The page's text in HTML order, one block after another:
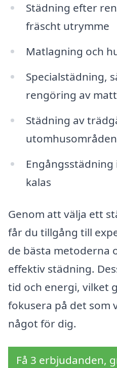
Städning efter
fräscht utrymme
Matlagning och
Specialstädning,
rengöring av
Städning av
utomhusområden
kalas
Genom att välja ett
får du tillgång till
de bästa metoderna
effektiv städning.
tid och energi, vilket
fokusera på det som
något för dig.
Få 3 erbjudanden,